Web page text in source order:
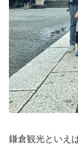
鎌倉観光といえ